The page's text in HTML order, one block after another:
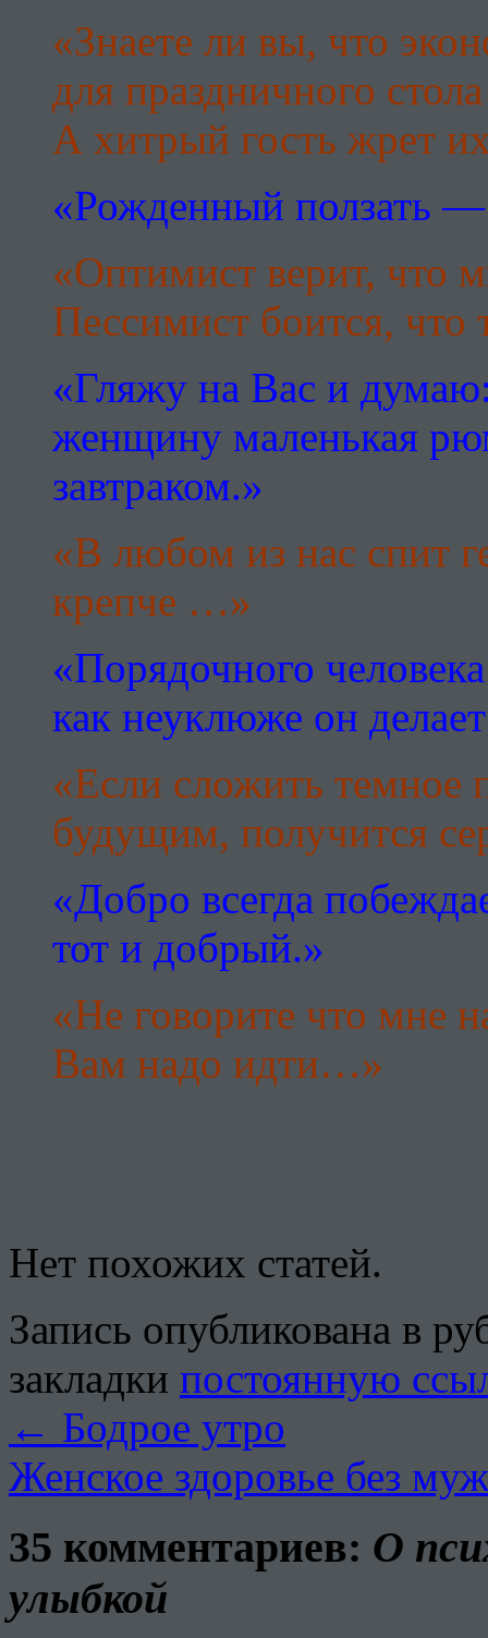
«Знаете ли вы, что
для праздничного
А хитрый гость жрет
«Рожденный ползать —
«Оптимист верит, что
Пессимист боится, что
«Гляжу на Вас и думаю:
женщину маленькая
завтраком.»
«В любом из нас спит
кpепче …»
«Порядочного
как неуклюже он
«Если сложить темное
будущим, получится
«Добpо всегда
тот и добpый.»
«Не говорите что мне
Вам надо идти…»
Нет похожих статей.
Запись опубликована в
закладки постоянную
← Бодрое утро
Женское здоровье без
35 комментариев: О
улыбкой